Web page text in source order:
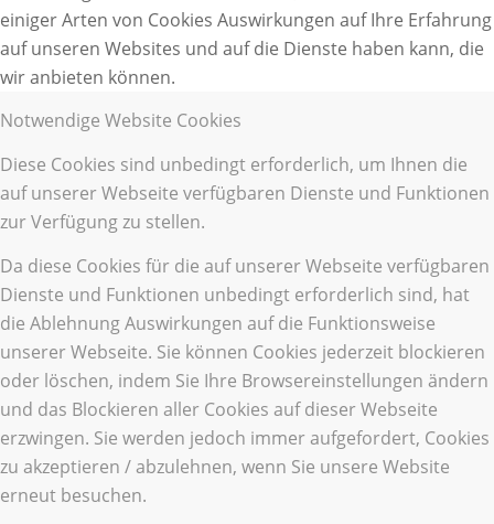
einiger Arten von Cookies Auswirkungen auf Ihre Erfahrung
auf unseren Websites und auf die Dienste haben kann, die
wir anbieten können.
Notwendige Website Cookies
Diese Cookies sind unbedingt erforderlich, um Ihnen die
auf unserer Webseite verfügbaren Dienste und Funktionen
zur Verfügung zu stellen.
Da diese Cookies für die auf unserer Webseite verfügbaren
Dienste und Funktionen unbedingt erforderlich sind, hat
die Ablehnung Auswirkungen auf die Funktionsweise
unserer Webseite. Sie können Cookies jederzeit blockieren
oder löschen, indem Sie Ihre Browsereinstellungen ändern
und das Blockieren aller Cookies auf dieser Webseite
erzwingen. Sie werden jedoch immer aufgefordert, Cookies
zu akzeptieren / abzulehnen, wenn Sie unsere Website
erneut besuchen.